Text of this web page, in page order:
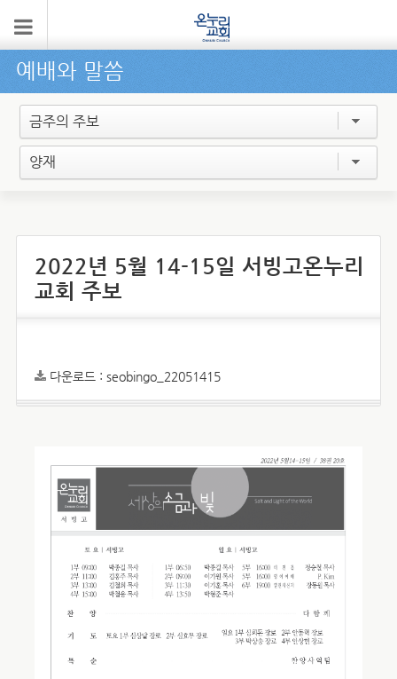
예배와 말씀
금주의 주보
양재
2022년 5월 14-15일 서빙고온누리
교회 주보
다운로드 : seobingo_22051415